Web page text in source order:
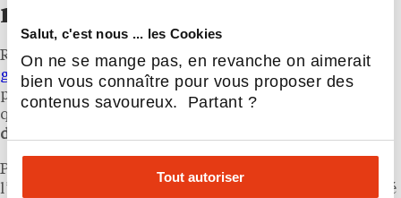
Salut, c'est nous ... les Cookies
On ne se mange pas, en revanche on aimerait
bien vous connaître pour vous proposer des
contenus savoureux. Partant ?
Tout autoriser
mieux-être
Reste la question du portefeuille.Ouvrir une salle de
gym et de fitnessdemande un investissement de
plusieurs centaines de milliers de dollars, bien plus
qu’une petite salle indépendante, sans compter le
droit initial
Pour un entrepreneur québécois, le calcul se joue sur
l’emplacement, la densité de population et la capacité